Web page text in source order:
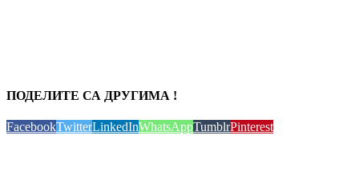
ПОДЕЛИТЕ СА ДРУГИМА !
FacebookTwitterLinkedInWhatsAppTumblrPinterest